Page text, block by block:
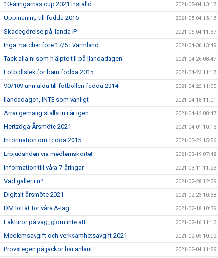
10-åringarnas cup 2021 inställd 2021-05-04 13:17
Uppmaning till födda 2015 2021-05-04 13:13
Skadegörelse på Ilanda IP 2021-05-04 11:37
Inga matcher före 17/5 i Värmland 2021-04-30 13:49
Tack alla ni som hjälpte till på Ilandadagen 2021-04-26 08:47
Fotbollslek för barn födda 2015 2021-04-23 11:17
90/109 anmälda till fotbollen födda 2014 2021-04-22 11:05
Ilandadagen, INTE som vanligt 2021-04-18 11:01
Arrangemang ställs in i år igen 2021-04-12 08:47
Hertzöga Årsmöte 2021 2021-04-01 10:13
Information om födda 2015 2021-03-22 15:56
Erbjudanden via medlemskortet 2021-03-19 07:48
Information till våra 7-åringar 2021-03-11 11:23
Vad gäller nu? 2021-02-28 12:39
Digitalt årsmöte 2021 2021-02-23 10:38
DM lottat för våra A-lag 2021-02-18 10:39
Fakturor på väg, glöm inte att 2021-02-16 11:13
Medlemsavgift och verksamhetsavgift 2021 2021-02-05 10:02
Provstegen på jackor har anlänt 2021-02-04 11:59